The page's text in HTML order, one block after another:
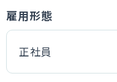
雇用形態
正社員